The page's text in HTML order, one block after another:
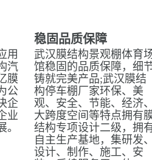
用
汽
膜
公
企
业
稳固品质保障
武汉膜结构景观棚体育
馆稳固的品质保障，细
铸就完美产品;武汉膜结
构停车棚厂家环保、美
观、安全、节能、经济
大跨度空间等特点拥有
结构专项设计二级，拥
自主生产基地，集研发
设计、制作、施工、安